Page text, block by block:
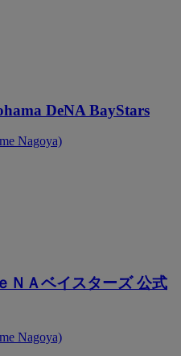
DeNA BayStars
Nagoya)
ＮＡベイスターズ 公式
Nagoya)